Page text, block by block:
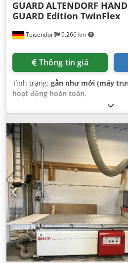
Teisendorf 9.266 km
GUARDALTENDORF HAND
GUARD Edition TwinFlex
Thông tin giá
Tình trạng: gần như mới (máy
hoạt động hoàn toàn,